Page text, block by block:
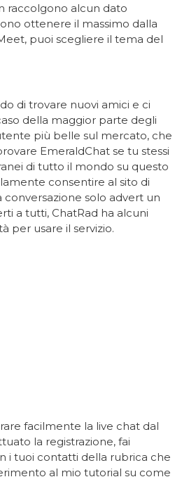
raccolgono alcun dato
ottenere il massimo dalla
puoi scegliere il tema del
di trovare nuovi amici e ci
della maggior parte degli
più belle sul mercato, che
EmeraldChat se tu stessi
di tutto il mondo su questo
consentire al sito di
solo advert un
a tutti, ChatRad ha alcuni
per usare il servizio.
facilmente la live chat dal
la registrazione, fai
i tuoi contatti della rubrica che
al mio tutorial su come